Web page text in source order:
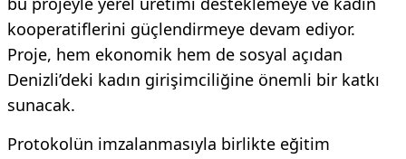
kooperatiflerini güçlendirmeye devam ediyor.
Proje, hem ekonomik hem de sosyal açıdan
Denizli’deki kadın girişimciliğine önemli bir katkı
sunacak.
Protokolün imzalanmasıyla birlikte eğitim